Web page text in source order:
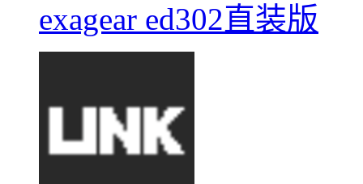
exagear ed302直装版